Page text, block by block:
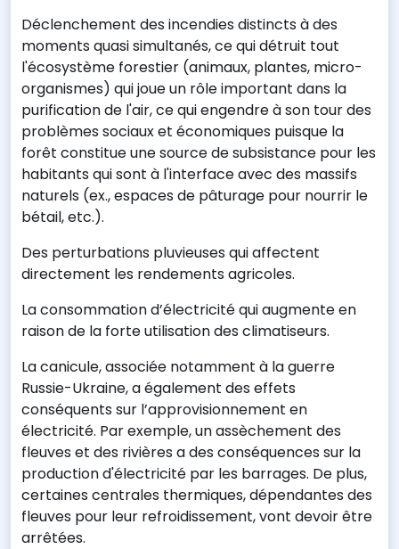
Déclenchement des incendies distincts à des
moments quasi simultanés, ce qui détruit tout
l'écosystème forestier (animaux, plantes, micro-
organismes) qui joue un rôle important dans la
purification de l'air, ce qui engendre à son tour des
problèmes sociaux et économiques puisque la
forêt constitue une source de subsistance pour les
habitants qui sont à l'interface avec des massifs
naturels (ex., espaces de pâturage pour nourrir le
bétail, etc.).
Des perturbations pluvieuses qui affectent
directement les rendements agricoles.
La consommation d’électricité qui augmente en
raison de la forte utilisation des climatiseurs.
La canicule, associée notamment à la guerre
Russie-Ukraine, a également des effets
conséquents sur l’approvisionnement en
électricité. Par exemple, un assèchement des
fleuves et des rivières a des conséquences sur la
production d'électricité par les barrages. De plus,
certaines centrales thermiques, dépendantes des
fleuves pour leur refroidissement, vont devoir être
arrêtées.